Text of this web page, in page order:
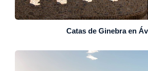
Catas de Ginebra en